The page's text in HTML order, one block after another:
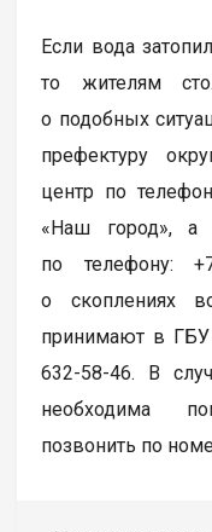
Если вода
то жителям
о подобных
префектуру
центр по
«Наш город», а
по телефону:
о скоплениях
принимают в ГБУ
632-58-46. В
необходима
позвонить по